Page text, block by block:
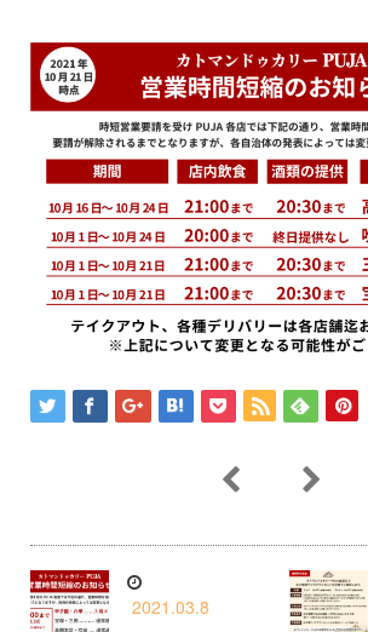
2021.03.8